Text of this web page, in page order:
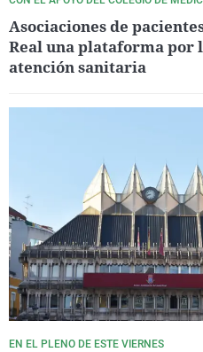
Asociaciones de
Real una plataforma por
atención sanitaria
EN EL PLENO DE ESTE VIERNES